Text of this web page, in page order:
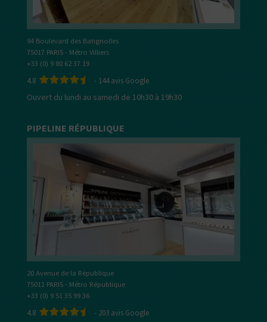
94 Boulevard des Batignolles
75017 PARIS - Métro Villiers
+33 (0) 9 80 62 37 19
4.8 - 144avis Google
Ouvert du lundi au samedi de 10h30 à 19h30
PIPELINE RÉPUBLIQUE
20 Avenue de la République
75011 PARIS - Métro République
+33 (0) 9 51 35 99 36
4.8 - 203 avis Google